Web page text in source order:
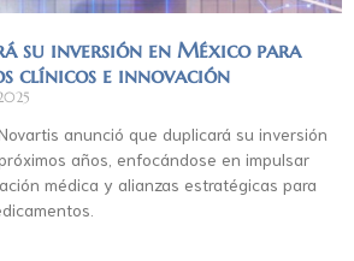
su inversión en México para
clínicos e innovación
anunció que duplicará su inversión
años, enfocándose en impulsar
médica y alianzas estratégicas para